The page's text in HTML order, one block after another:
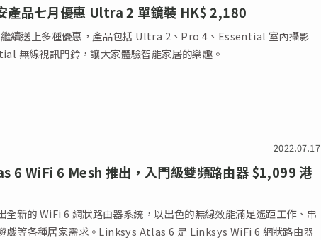
產品七月優惠 Ultra 2 單鏡裝 HK$ 2,180
續送上多種優惠，產品包括 Ultra 2、Pro 4、Essential 室內攝影
無線視訊門鈴，讓大家體驗智能家居的樂趣。
2022.07.17
6 WiFi 6 Mesh 推出，入門級雙頻路由器 $1,099 港
全新的 WiFi 6 網狀路由器系統，以出色的無線效能滿足遙距工作、串
戲等各種居家需求。Linksys Atlas 6 是 Linksys WiFi 6 網狀路由器